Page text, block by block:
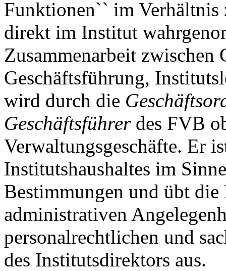
Funktionen`` im
direkt im Institut
Zusammenarbeit zwischen
Geschäftsführung,
wird durch die
Geschäftsführerdes FVB
Verwaltungsgeschäfte. Er
Institutshaushaltes im
Bestimmungen und übt
administrativen
personalrechtlichen und
des Institutsdirektors aus.